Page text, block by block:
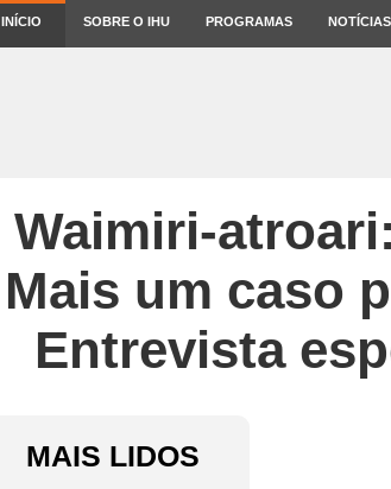
INÍCIO SOBRE O IHU PROGRAMAS NOTÍCIAS
Waimiri-
Mais um caso
Entrevista
MAIS LIDOS